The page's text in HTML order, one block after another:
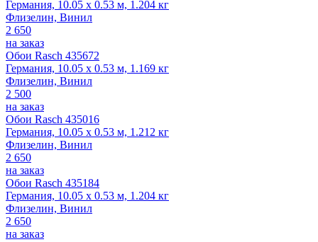
Германия, 10.05 x 0.53 м, 1.204 кг
Флизелин, Винил
2 650
на заказ
Обои Rasch 435672
Германия, 10.05 x 0.53 м, 1.169 кг
Флизелин, Винил
2 500
на заказ
Обои Rasch 435016
Германия, 10.05 x 0.53 м, 1.212 кг
Флизелин, Винил
2 650
на заказ
Обои Rasch 435184
Германия, 10.05 x 0.53 м, 1.204 кг
Флизелин, Винил
2 650
на заказ